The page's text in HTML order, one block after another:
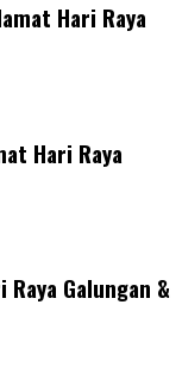
Hari Raya
Hari Raya
Galungan &